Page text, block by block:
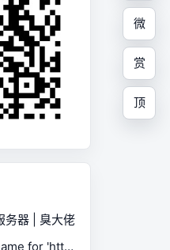
务器 | 臭大佬
fatal: could not read Username for 'https://gitee.com': No such device or address
微
赏
顶